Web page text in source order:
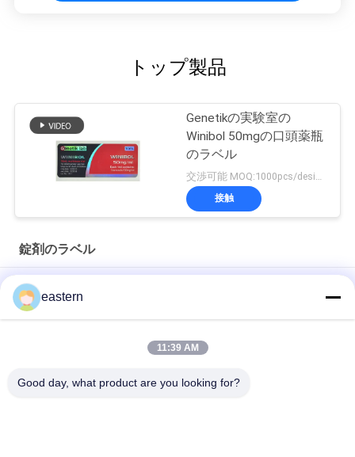
トップ製品
Genetikの実験室の
Winibol 50mgの口頭薬瓶
のラベル
接触
錠剤のラベル
シアリス タダラフィル 100mg 経口用ラベル
SS-31 強い粘着剤 ペンチド 錠剤 錠剤
光沢のあるBiomexの実験室のアーカイブ同化カスタマイズされ
eastern
11:39 AM
Good day, what product are you looking for?